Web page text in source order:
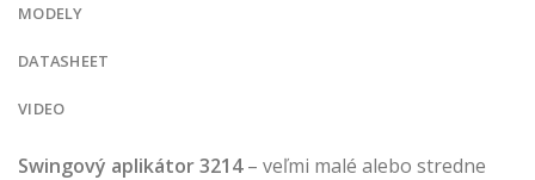
MODELY
DATASHEET
VIDEO
Swingový aplikátor 3214– veľmi malé alebo stredne